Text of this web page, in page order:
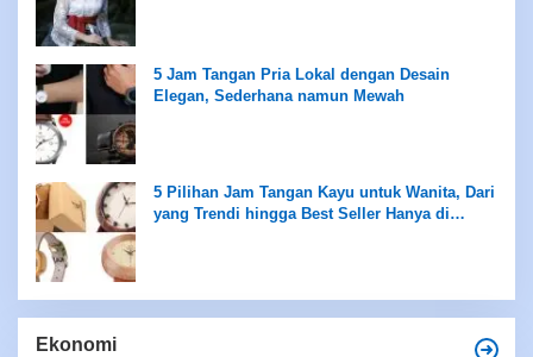
5 Jam Tangan Pria Lokal dengan Desain
Elegan, Sederhana namun Mewah
5 Pilihan Jam Tangan Kayu untuk Wanita, Dari
yang Trendi hingga Best Seller Hanya di
Ekonomi